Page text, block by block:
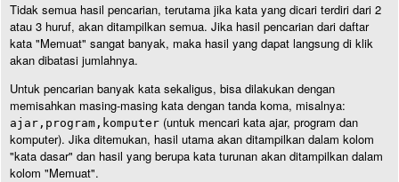
Tidak semua hasil pencarian, terutama jika kata yang dicari terdiri dari 2
atau 3 huruf, akan ditampilkan semua. Jika hasil pencarian dari daftar
kata "Memuat" sangat banyak, maka hasil yang dapat langsung di klik
akan dibatasi jumlahnya.
Untuk pencarian banyak kata sekaligus, bisa dilakukan dengan
memisahkan masing-masing kata dengan tanda koma, misalnya:
ajar,program,komputer (untuk mencari kata ajar, program dan
komputer). Jika ditemukan, hasil utama akan ditampilkan dalam kolom
"kata dasar" dan hasil yang berupa kata turunan akan ditampilkan dalam
kolom "Memuat".